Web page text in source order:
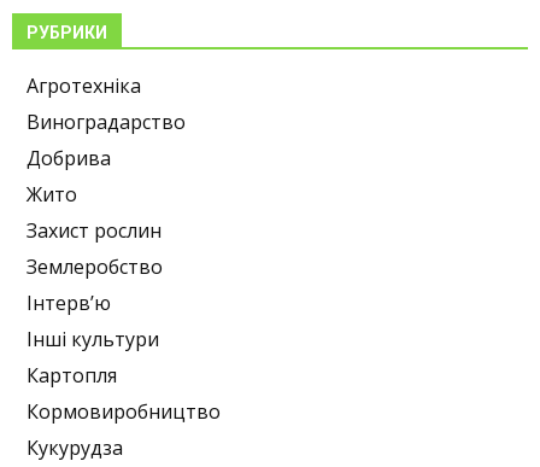
РУБРИКИ
Агротехніка
Виноградарство
Добрива
Жито
Захист рослин
Землеробство
Інтерв’ю
Інші культури
Картопля
Кормовиробництво
Кукурудза